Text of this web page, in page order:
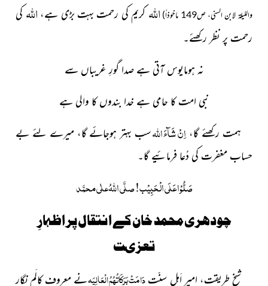
واللیلۃ لابن السنی، ص149 ماخوذاً) اللہ کریم کی رحمت بہت بڑی ہے، اللہ کی
رحمت پر نظر رکھئے۔
نہ ہومایوس آتی ہے صدا گورِ غریباں سے
نبی امت کا حامی ہے خدا بندوں کا والی ہے
ہمت رکھئے گا، اِنْ شَآءَ اللہسب بہتر ہوجائے گا، میرے لئے بے
حساب مغفرت کی دُعا فرمائیے گا۔
صَلُّوْا عَلَی الْحَبِیْب! صلَّی اللہُ علٰی محمَّد
چودھرى محمد خان کے انتقال پراظہارِ
تعزىت
شیخِ طریقت، امیرِ اَہلِ سنّتدَامَتْ بَرَکَاتُہُمُ الْعَالِیَہنے معروف کالَم نگار